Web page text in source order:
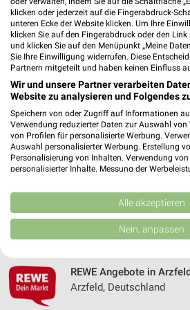
✔Standortgenaue Angebote
✔Folge deinem
✔Push-Benachrichtigungen
✔Einkaufsliste - Einkauf
JETZT LADEN UND
Weitere REWE Geschäfte
und um Neuerburg
5 Geschäfte und Orte
REWE Angebote in Arzfeld
Arzfeld, Deutschland
klicken oder jederzeit auf die Fingerabdruck-
unteren Ecke der Website klicken. Um Ihre
klicken Sie auf den Fingerabdruck oder den
und klicken Sie auf den Menüpunkt „Meine
Sie Ihre Einwilligung widerrufen. Diese
Partnern mitgeteilt und haben keinen Einfluss
Wir und unsere Partner verarbeiten
Website zu analysieren und Folgendes
Speichern von oder Zugriff auf Informationen
Verwendung reduzierter Daten zur Auswahl von
von Profilen für personalisierte Werbung.
Auswahl personalisierter Werbung. Erstellung
Personalisierung von Inhalten. Verwendung
personalisierter Inhalte. Messung der
Kombinationen von Daten aus verschiedenen
Verbesserung der Angebote. Verwendung
von Inhalten.
Daten können außerhalb der Europäischen
Website/App.
Partnerliste anzeigen (1 IAB-Anbieter)
Wir nutzen Ihre Daten für folgende Zwecke:
Alle akzeptieren
Nein, anpassen